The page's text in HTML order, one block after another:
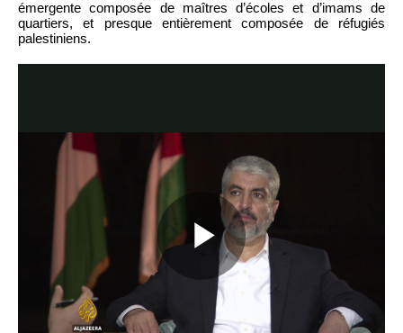
émergente composée de maîtres d’écoles et d’imams de
quartiers, et presque entièrement composée de réfugiés
palestiniens.